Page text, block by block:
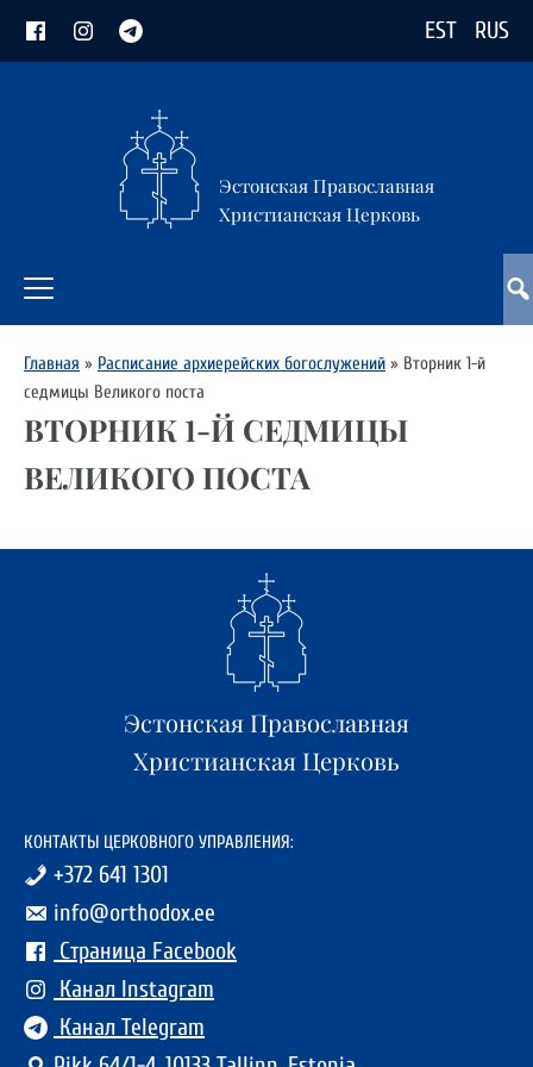
EST RUS
Эстонская Православная
Христианская Церковь
Главная » Расписание архиерейских богослужений » Вторник 1-й
седмицы Великого поста
ВТОРНИК 1-Й СЕДМИЦЫ
ВЕЛИКОГО ПОСТА
Эстонская Православная
Христианская Церковь
КОНТАКТЫ ЦЕРКОВНОГО УПРАВЛЕНИЯ:
+372 641 1301
info@orthodox.ee
Страница Facebook
Канал Instagram
Канал Telegram